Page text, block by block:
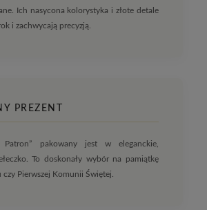
Ich nasycona kolorystyka i złote detale
i zachwycają precyzją.
PREZENT
Patron” pakowany jest w eleganckie,
To doskonały wybór na pamiątkę
czy Pierwszej Komunii Świętej.